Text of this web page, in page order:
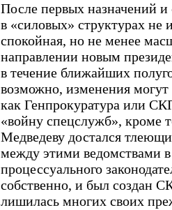
После первых назначений и
в «силовых» структурах не
спокойная, но не менее
направлении новым
в течение ближайших
возможно, изменения могут
как Генпрокуратура или
«войну спецслужб», кроме
Медведеву достался
между этими ведомствами
процессуального
собственно, и был создан
лишилась многих своих